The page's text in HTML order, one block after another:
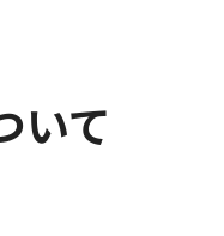
いて